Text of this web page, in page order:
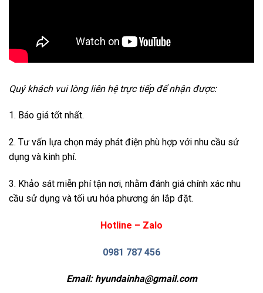
Quý khách vui lòng liên hệ trực tiếp để nhận được:
1. Báo giá tốt nhất.
2. Tư vấn lựa chọn máy phát điện phù hợp với nhu cầu sử
dụng và kinh phí.
3. Khảo sát miễn phí tận nơi, nhằm đánh giá chính xác nhu
cầu sử dụng và tối ưu hóa phương án lắp đặt.
Hotline – Zalo
0981 787 456
Email: hyundainha@gmail.com